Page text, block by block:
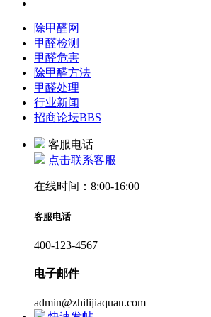
除甲醛网
甲醛检测
甲醛危害
除甲醛方法
甲醛处理
行业新闻
招商论坛BBS
客服电话
点击联系客服
在线时间：8:00-16:00
客服电话
400-123-4567
电子邮件
admin@zhilijiaquan.com